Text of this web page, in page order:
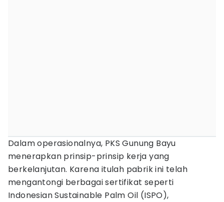
Dalam operasionalnya, PKS Gunung Bayu
menerapkan prinsip-prinsip kerja yang
berkelanjutan. Karena itulah pabrik ini telah
mengantongi berbagai sertifikat seperti
Indonesian Sustainable Palm Oil (ISPO),